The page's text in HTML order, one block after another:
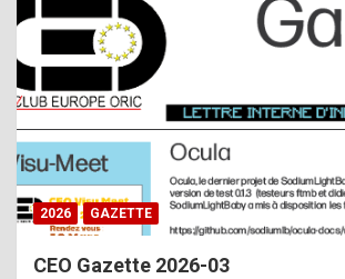
s
t
a
s
i
2026 GAZETTE
CEO Gazette 2026-03